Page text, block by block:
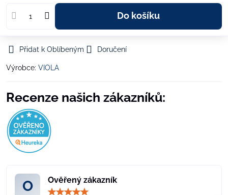
Do košíku
Přidat k Oblíbeným Doručení
Výrobce: VIOLA
Recenze našich zákazníků:
O Ověřený zákazník